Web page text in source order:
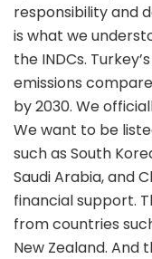
responsibility and
is what we
the INDCs.
emissions
by 2030. We
We want to be
such as South
Saudi Arabia, and
financial support.
from countries
New Zealand. And